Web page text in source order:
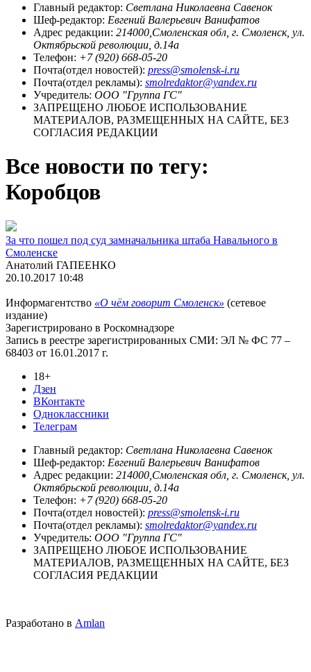
Главный редактор: Светлана Николаевна Савенок
Шеф-редактор: Евгений Валерьевич Ванифатов
Адрес редакции: 214000,Смоленская обл, г. Смоленск, ул.
Октябрьской революции, д.14а
Телефон: +7 (920) 668-05-20
Почта(отдел новостей): press@smolensk-i.ru
Почта(отдел рекламы): smolredaktor@yandex.ru
Учредитель: ООО "Группа ГС"
ЗАПРЕЩЕНО ЛЮБОЕ ИСПОЛЬЗОВАНИЕ
МАТЕРИАЛОВ, РАЗМЕЩЕННЫХ НА САЙТЕ, БЕЗ
СОГЛАСИЯ РЕДАКЦИИ
Все новости по тегу:
Коробцов
За что пошел под суд замначальника штаба Навального в
Смоленске
Анатолий ГАПЕЕНКО
20.10.2017 10:48
Информагентство «О чём говорит Смоленск» (сетевое
издание)
Зарегистрировано в Роскомнадзоре
Запись в реестре зарегистрированных СМИ: ЭЛ № ФС 77 –
68403 от 16.01.2017 г.
18+
Дзен
ВКонтакте
Одноклассники
Телеграм
Главный редактор: Светлана Николаевна Савенок
Шеф-редактор: Евгений Валерьевич Ванифатов
Адрес редакции: 214000,Смоленская обл, г. Смоленск, ул.
Октябрьской революции, д.14а
Телефон: +7 (920) 668-05-20
Почта(отдел новостей): press@smolensk-i.ru
Почта(отдел рекламы): smolredaktor@yandex.ru
Учредитель: ООО "Группа ГС"
ЗАПРЕЩЕНО ЛЮБОЕ ИСПОЛЬЗОВАНИЕ
МАТЕРИАЛОВ, РАЗМЕЩЕННЫХ НА САЙТЕ, БЕЗ
СОГЛАСИЯ РЕДАКЦИИ
Разработано в Amlan